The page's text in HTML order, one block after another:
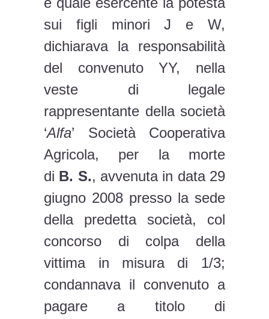
sui figli minori J e W,
dichiarava la responsabilità
del convenuto YY, nella
veste di legale
rappresentante della società
‘Alfa’ Società Cooperativa
Agricola, per la morte
di B. S., avvenuta in data 29
giugno 2008 presso la sede
della predetta società, col
concorso di colpa della
vittima in misura di 1/3;
condannava il convenuto a
pagare a titolo di